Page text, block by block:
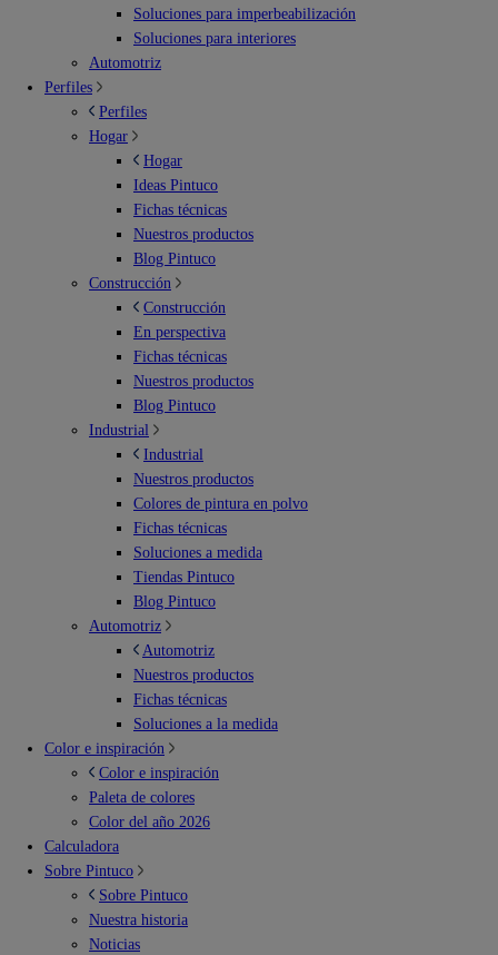
Soluciones para imperbeabilización
Soluciones para interiores
Automotriz
Perfiles
Perfiles
Hogar
Hogar
Ideas Pintuco
Fichas técnicas
Nuestros productos
Blog Pintuco
Construcción
Construcción
En perspectiva
Fichas técnicas
Nuestros productos
Blog Pintuco
Industrial
Industrial
Nuestros productos
Colores de pintura en polvo
Fichas técnicas
Soluciones a medida
Tiendas Pintuco
Blog Pintuco
Automotriz
Automotriz
Nuestros productos
Fichas técnicas
Soluciones a la medida
Color e inspiración
Color e inspiración
Paleta de colores
Color del año 2026
Calculadora
Sobre Pintuco
Sobre Pintuco
Nuestra historia
Noticias